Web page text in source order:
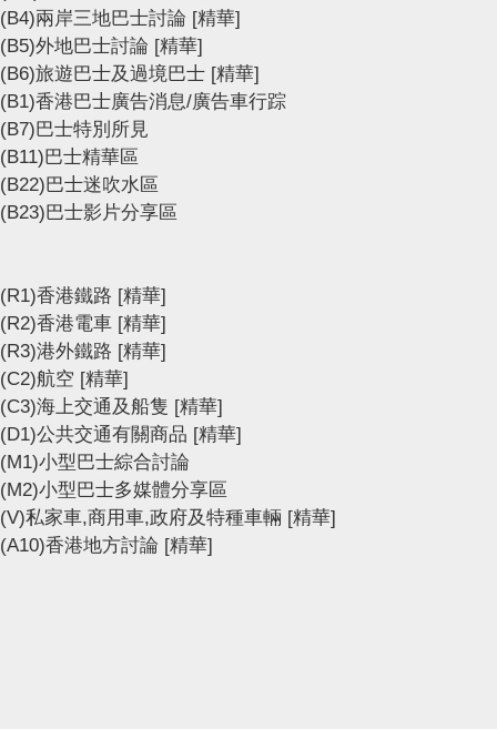
(B4)兩岸三地巴士討論 [精華]
(B5)外地巴士討論 [精華]
(B6)旅遊巴士及過境巴士 [精華]
(B1)香港巴士廣告消息/廣告車行踪
(B7)巴士特別所見
(B11)巴士精華區
(B22)巴士迷吹水區
(B23)巴士影片分享區
(R1)香港鐵路 [精華]
(R2)香港電車 [精華]
(R3)港外鐵路 [精華]
(C2)航空 [精華]
(C3)海上交通及船隻 [精華]
(D1)公共交通有關商品 [精華]
(M1)小型巴士綜合討論
(M2)小型巴士多媒體分享區
(V)私家車,商用車,政府及特種車輛 [精華]
(A10)香港地方討論 [精華]